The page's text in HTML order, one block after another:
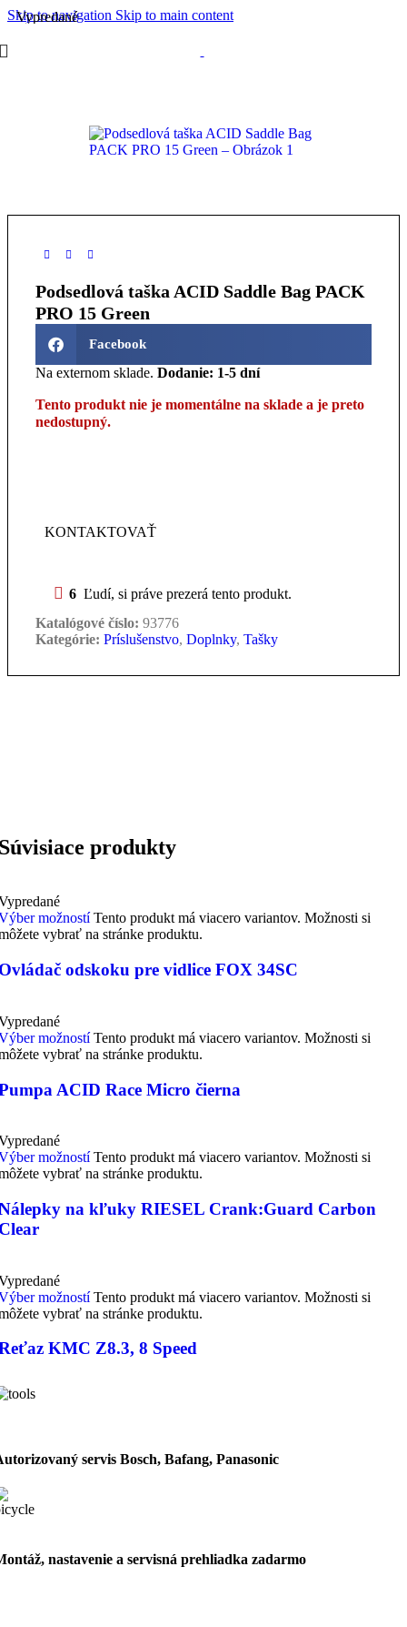
Skip to navigation Skip to main content
Vypredané
Podsedlová taška ACID Saddle Bag PACK
PRO 15 Green
Facebook
Na externom sklade. Dodanie: 1-5 dní
Tento produkt nie je momentálne na sklade a je preto
nedostupný.
KONTAKTOVAŤ
6 Ľudí, si práve prezerá tento produkt.
Katalógové číslo: 93776
Kategórie: Príslušenstvo, Doplnky, Tašky
produkty
možností Tento produkt má viacero variantov. Možnosti si
vybrať na stránke produktu.
odskoku pre vidlice FOX 34SC
možností Tento produkt má viacero variantov. Možnosti si
vybrať na stránke produktu.
ACID Race Micro čierna
možností Tento produkt má viacero variantov. Možnosti si
vybrať na stránke produktu.
na kľuky RIESEL Crank:Guard Carbon
možností Tento produkt má viacero variantov. Možnosti si
vybrať na stránke produktu.
KMC Z8.3, 8 Speed
servis Bosch, Bafang, Panasonic
nastavenie a servisná prehliadka zadarmo